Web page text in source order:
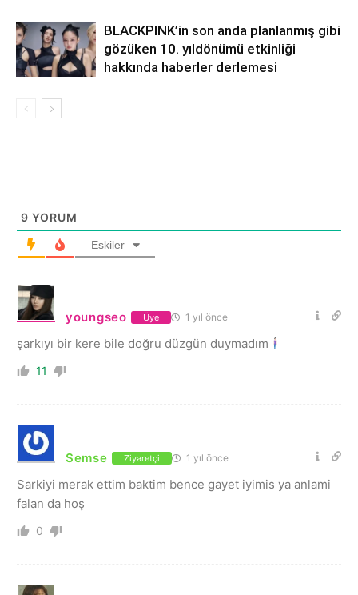
BLACKPINK’in son anda planlanmış gibi
gözüken 10. yıldönümü etkinliği
hakkında haberler derlemesi
9 YORUM
Eskiler
youngseo Üye 1 yıl önce
şarkıyı bir kere bile doğru düzgün duymadım
11
Semse Ziyaretçi 1 yıl önce
Sarkiyi merak ettim baktim bence gayet iyimis ya anlami
falan da hoş
0